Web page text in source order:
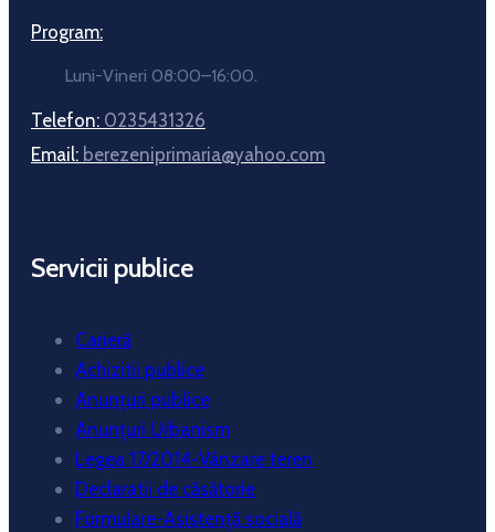
Program:
Luni-Vineri 08:00–16:00.
Telefon: 0235431326
Email: berezeniprimaria@yahoo.com
Servicii publice
Carieră
Achizitii publice
Anunțuri publice
Anunțuri Urbanism
Legea 17/2014-Vânzare teren
Declaratii de căsătorie
Formulare-Asistență socială